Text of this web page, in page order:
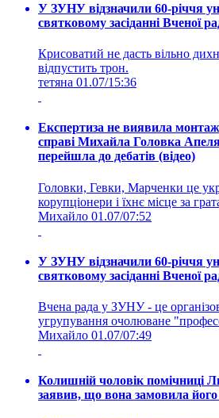
У ЗУНУ відзначили 60-річчя
святковому засіданні Вченої
Крисоватий не дасть вільно
відпустить трон.
тетяна 01.07/15:36
Експертиза не виявила
справі Михайла Головка
перейшла до дебатів (відео)
Головки, Гевки, Марченки це
корупціонери і їхнє місце за
Михайло 01.07/07:52
У ЗУНУ відзначили 60-річчя
святковому засіданні Вченої
Вчена рада у ЗУНУ - це
угрупування очолюване
Михайло 01.07/07:49
Колишній чоловік помічниці
заявив, що вона замовила